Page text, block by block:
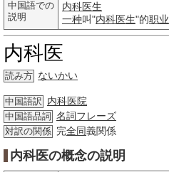
中国語での
説明
内科医生
一种叫"内科医生"的职业
内科医
読み方 ないかい
中国語訳 内科医院
中国語品詞 名詞フレーズ
対訳の関係 完全同義関係
内科医の概念の説明